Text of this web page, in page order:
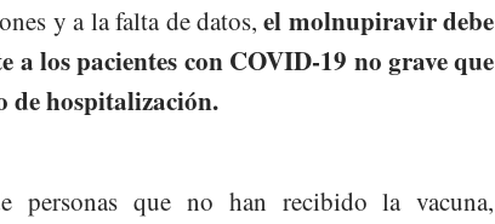
y a la falta de datos,el molnupiravir debe
a los pacientes con COVID-19 no grave que
de hospitalización.
personas que no han recibido la vacuna,